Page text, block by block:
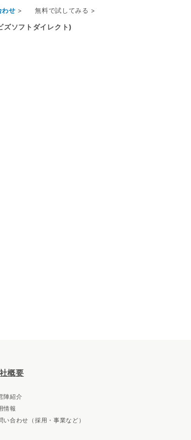
わせ > 無料で試してみる >
ソフトダイレクト)
概要
陣紹介
情報
い合わせ（採用・事業など）